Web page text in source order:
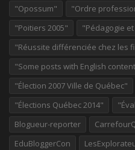
"Opossum"
"Ordre
"Poitiers 2005"
"Pédagogie
"Réussite différenciée chez les
"Some posts with English
"Élection 2007 Ville de Québec"
"Élections Québec 2014"
Blogueur-reporter
EduBloggerCon